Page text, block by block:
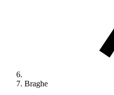
Braghe